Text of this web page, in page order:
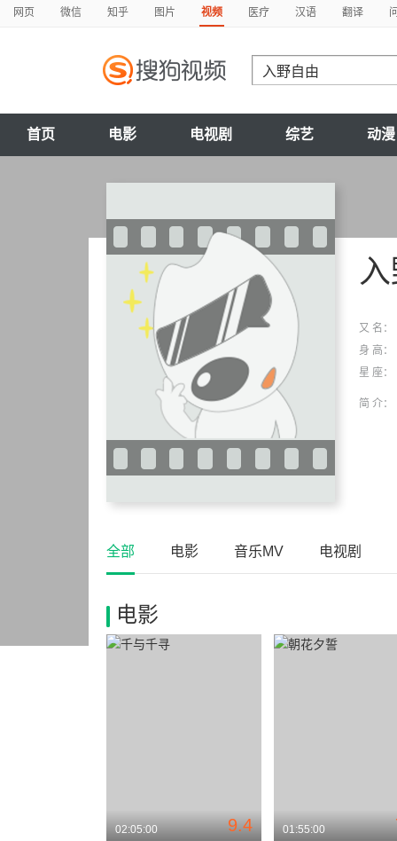
网页 微信 知乎 图片 视频 医疗 汉语 翻译
首页 电影 电视剧 综艺 动漫
又 名：
身 高：
星 座：
简 介：
全部 电影 音乐MV 电视剧
电影
9.4
02:05:00 01:55:00